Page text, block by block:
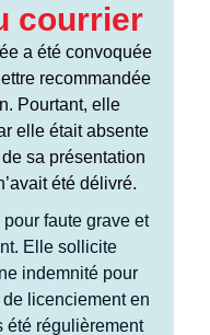
courrier
a été convoquée
recommandée
Pourtant, elle
elle était absente
sa présentation
été délivré.
faute grave et
Elle sollicite
indemnité pour
licenciement en
été régulièrement